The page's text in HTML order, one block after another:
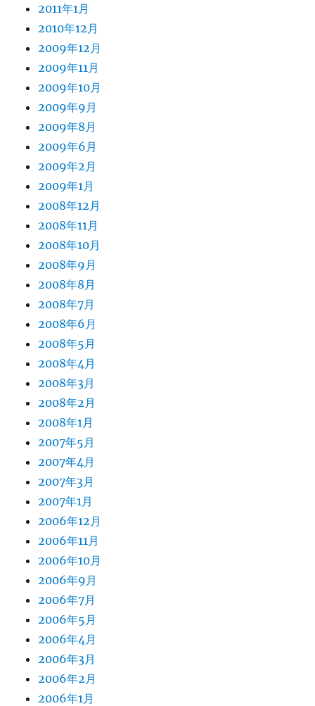
2011年1月
2010年12月
2009年12月
2009年11月
2009年10月
2009年9月
2009年8月
2009年6月
2009年2月
2009年1月
2008年12月
2008年11月
2008年10月
2008年9月
2008年8月
2008年7月
2008年6月
2008年5月
2008年4月
2008年3月
2008年2月
2008年1月
2007年5月
2007年4月
2007年3月
2007年1月
2006年12月
2006年11月
2006年10月
2006年9月
2006年7月
2006年5月
2006年4月
2006年3月
2006年2月
2006年1月